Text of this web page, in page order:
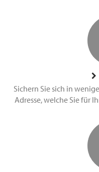
Sichern Sie sich in
Adresse, welche Sie für